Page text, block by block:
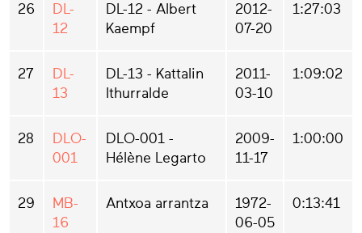
26
DL-
12
DL-12 - Albert
Kaempf
2012-
07-20
1:27:03
27
DL-
13
DL-13 - Kattalin
Ithurralde
2011-
03-10
1:09:02
28
DLO-
001
DLO-001 -
Hélène Legarto
2009-
11-17
1:00:00
29
MB-
16
Antxoa arrantza
1972-
06-05
0:13:41